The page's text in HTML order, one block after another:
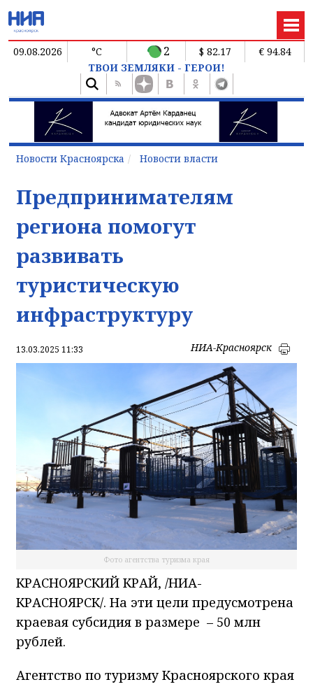
09.08.2026 °C 2 $ 82.17
€ 94.84
ТВОИ ЗЕМЛЯКИ - ГЕРОИ!
Новости Красноярска Новости власти
Предпринимателям
региона помогут
развивать
туристическую
инфраструктуру
13.03.2025 11:33 НИА-Красноярск
Фото агентства туризма края
КРАСНОЯРСКИЙ КРАЙ, /НИА-
КРАСНОЯРСК/. На эти цели предусмотрена
краевая субсидия в размере – 50 млн
рублей.
Агентство по туризму Красноярского края